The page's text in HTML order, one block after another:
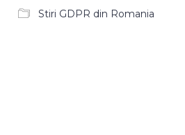
Stiri GDPR din Romania